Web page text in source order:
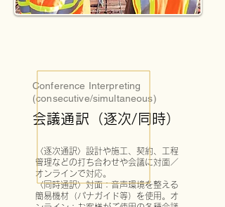
会議通訳（逐次/同時）
Conference Interpreting
(consecutive/simultaneous)
〈逐次通訳〉設計や施工、契約、工程
管理などの打ち合わせや会議に対面／
オンラインで対応。
〈同時通訳〉対面：音声環境を整える
簡易機材（パナガイド等）を使用。オ